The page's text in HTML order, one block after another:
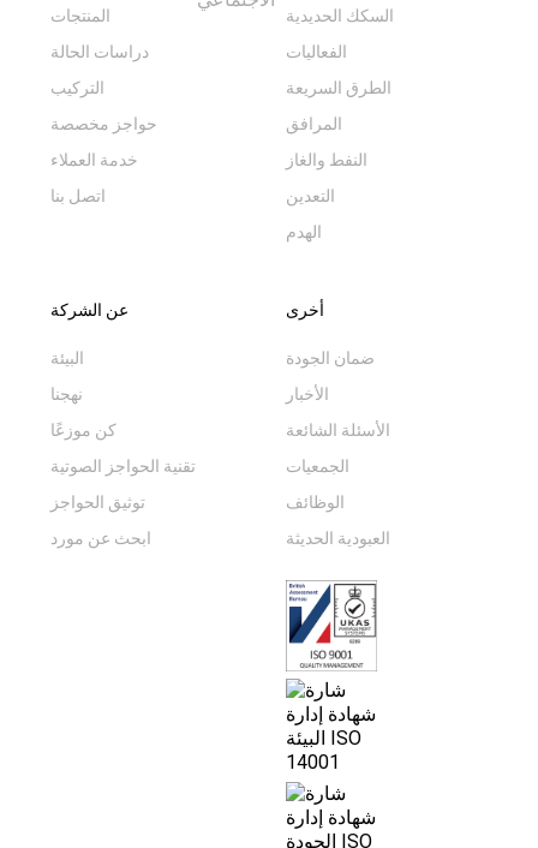
المنتجات
دراسات الحالة
التركيب
حواجز مخصصة
خدمة العملاء
اتصل بنا
السكك الحديدية
الفعاليات
الطرق السريعة
المرافق
النفط والغاز
التعدين
الهدم
عن الشركة
البيئة
نهجنا
كن موزعًا
تقنية الحواجز الصوتية
توثيق الحواجز
ابحث عن مورد
أخرى
ضمان الجودة
الأخبار
الأسئلة الشائعة
الجمعيات
الوظائف
العبودية الحديثة